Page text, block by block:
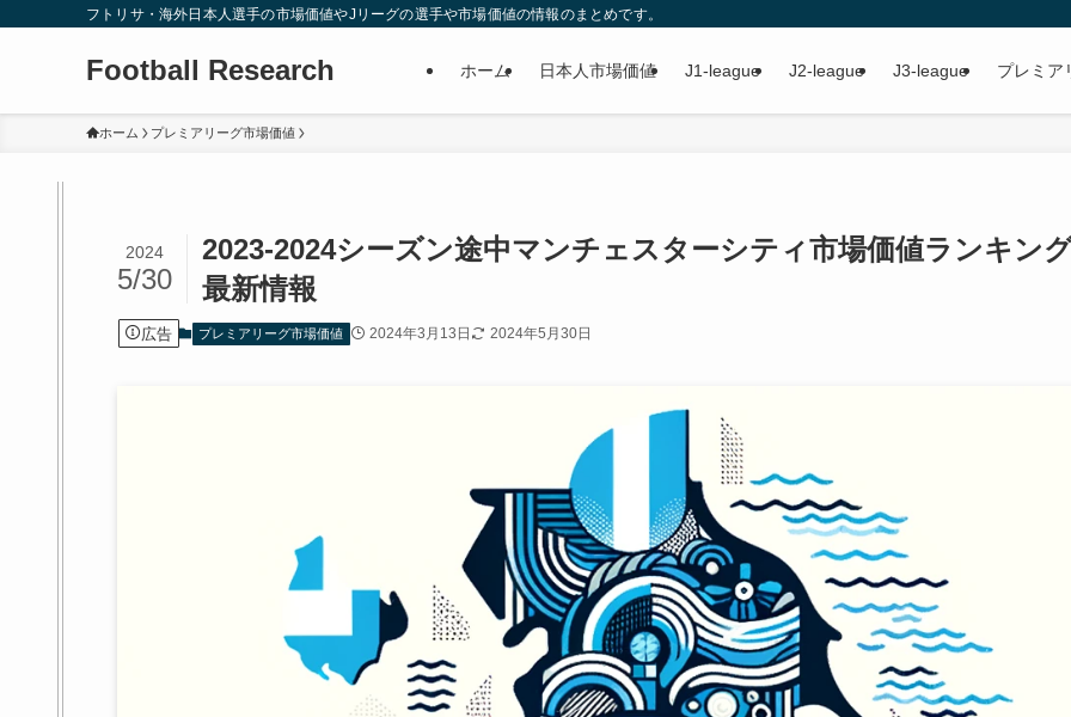
フトリサ・海外日本人選手の市場価値やJリーグの選手や市場価値の情報のまとめです。
Football Research ホーム 日本人市場価値 J1-league J2-league J3-league プレミア
ホーム プレミアリーグ市場価値
2023-2024シーズン途中マンチェスターシティ市場価値ランキン
最新情報
2024
5/30
広告 プレミアリーグ市場価値 2024年3月13日 2024年5月30日